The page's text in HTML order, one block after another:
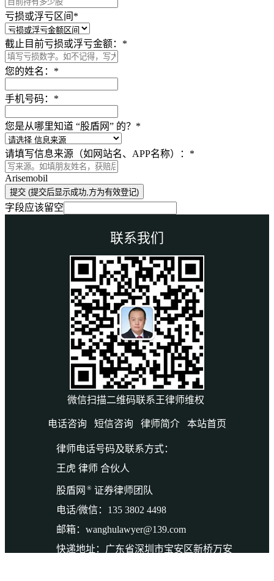
亏损或浮亏区间 *
截止目前亏损或浮亏金额： *
您的姓名： *
手机号码： *
您是从哪里知道 “股盾网” 的？ *
请填写信息来源（如网站名、APP名称）： *
Arisemobil
提交 (提交后显示成功,方为有效登记)
字段应该留空
联系我们
微信扫描二维码联系王律师维权
电话咨询 短信咨询 律师简介 本站首页
律师电话号码及联系方式：
王虎 律师 合伙人
股盾网 ® 证券律师团队
电话/微信：135 3802 4498
邮箱：wanghulawyer@139.com
快递地址：广东省深圳市宝安区新桥万安